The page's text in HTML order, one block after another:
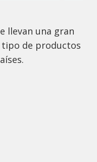
llevan una gran
de productos